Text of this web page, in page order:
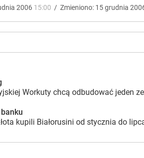
2006 15:00 / Zmieniono: 15grudnia
Workuty chcą odbudować jeden
kupili Białorusini od stycznia do